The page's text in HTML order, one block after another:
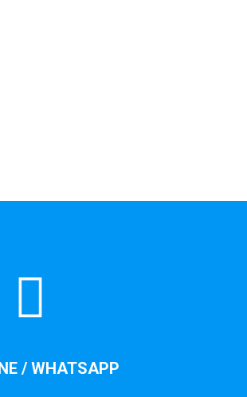
/ WHATSAPP